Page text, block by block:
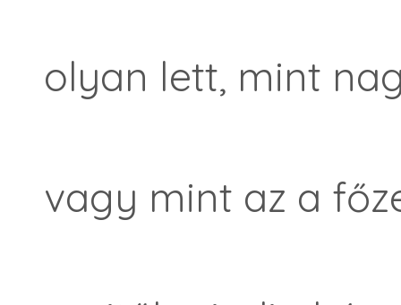
olyan lett, mint
vagy mint az a